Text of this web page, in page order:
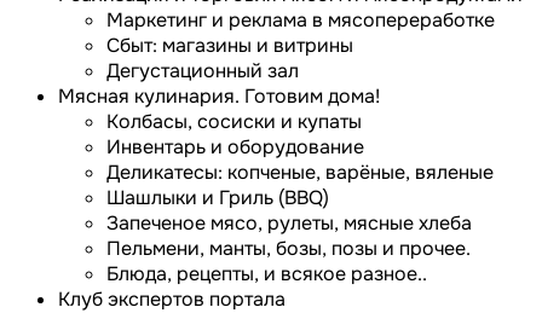
Маркетинг и реклама в мясопереработке
Сбыт: магазины и витрины
Дегустационный зал
Мясная кулинария. Готовим дома!
Колбасы, сосиски и купаты
Инвентарь и оборудование
Деликатесы: копченые, варёные, вяленые
Шашлыки и Гриль (BBQ)
Запеченое мясо, рулеты, мясные хлеба
Пельмени, манты, бозы, позы и прочее.
Блюда, рецепты, и всякое разное..
Клуб экспертов портала